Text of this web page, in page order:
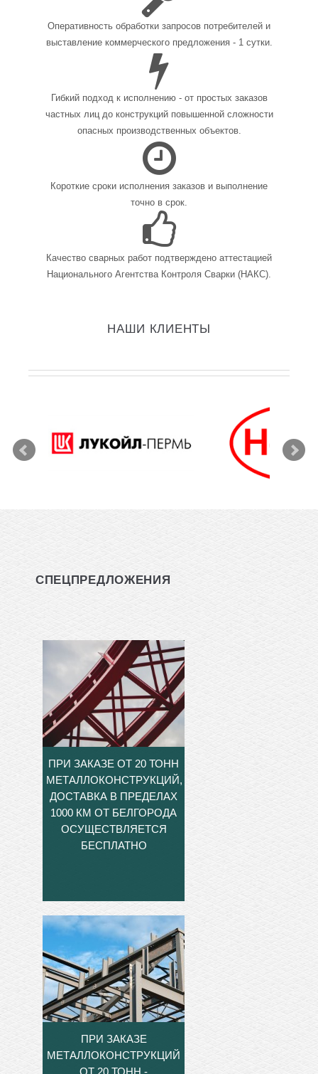
Оперативность обработки запросов потребителей и
выставление коммерческого предложения - 1 сутки.
Гибкий подход к исполнению - от простых заказов
частных лиц до конструкций повышенной сложности
опасных производственных объектов.
Короткие сроки исполнения заказов и выполнение
точно в срок.
Качество сварных работ подтверждено аттестацией
Национального Агентства Контроля Сварки (НАКС).
НАШИ КЛИЕНТЫ
СПЕЦПРЕДЛОЖЕНИЯ
ПРИ ЗАКАЗЕ ОТ 20 ТОНН
МЕТАЛЛОКОНСТРУКЦИЙ,
ДОСТАВКА В ПРЕДЕЛАХ
1000 КМ ОТ БЕЛГОРОДА
ОСУЩЕСТВЛЯЕТСЯ
БЕСПЛАТНО
ПРИ ЗАКАЗЕ
МЕТАЛЛОКОНСТРУКЦИЙ